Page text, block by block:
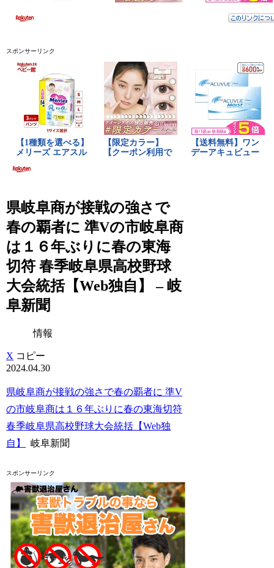
スポンサーリンク
県岐阜商が接戦の強さで
春の覇者に 準Vの市岐阜商
は１６年ぶりに春の東海
切符 春季岐阜県高校野球
大会統括【Web独自】 – 岐
阜新聞
情報
X コピー
2024.04.30
県岐阜商が接戦の強さで春の覇者に 準V
の市岐阜商は１６年ぶりに春の東海切符
春季岐阜県高校野球大会統括【Web独
自】
岐阜新聞
スポンサーリンク